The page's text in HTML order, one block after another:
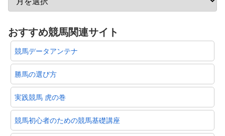
おすすめ競馬関連サイト
競馬データアンテナ
勝馬の選び方
実践競馬 虎の巻
競馬初心者のための競馬基礎講座